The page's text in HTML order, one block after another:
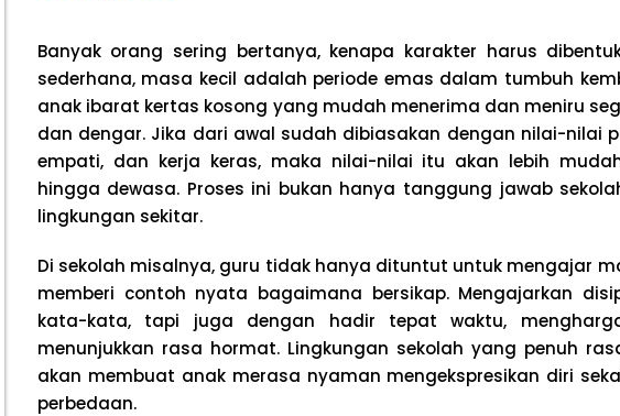
Banyak orang sering bertanya, kenapa karakter harus
sederhana, masa kecil adalah periode emas dalam tumbuh
anak ibarat kertas kosong yang mudah menerima dan meniru
dan dengar. Jika dari awal sudah dibiasakan dengan nilai-nilai
empati, dan kerja keras, maka nilai-nilai itu akan lebih
hingga dewasa. Proses ini bukan hanya tanggung jawab
lingkungan sekitar.
Di sekolah misalnya, guru tidak hanya dituntut untuk mengajar
memberi contoh nyata bagaimana bersikap. Mengajarkan
kata-kata, tapi juga dengan hadir tepat waktu,
menunjukkan rasa hormat. Lingkungan sekolah yang penuh
akan membuat anak merasa nyaman mengekspresikan diri
perbedaan.